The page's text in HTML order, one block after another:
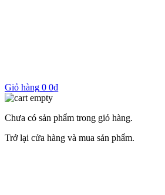
Giỏ hàng 0 0₫
Chưa có sản phẩm trong giỏ hàng.
Trở lại cửa hàng và mua sản phẩm.